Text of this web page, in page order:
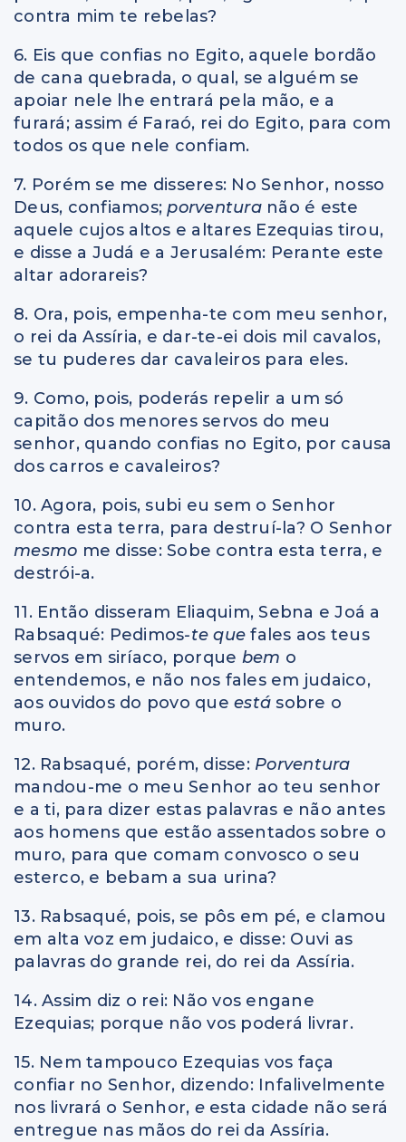
contra mim te rebelas?
6. Eis que confias no Egito, aquele bordão
de cana quebrada, o qual, se alguém se
apoiar nele lhe entrará pela mão, e a
furará; assim é Faraó, rei do Egito, para com
todos os que nele confiam.
7. Porém se me disseres: No Senhor, nosso
Deus, confiamos;porventura não é este
aquele cujos altos e altares Ezequias tirou,
e disse a Judá e a Jerusalém: Perante este
altar adorareis?
8. Ora, pois, empenha-te com meu senhor,
o rei da Assíria, e dar-te-ei dois mil cavalos,
se tu puderes dar cavaleiros para eles.
9. Como, pois, poderás repelir a um só
capitão dos menores servos do meu
senhor, quando confias no Egito, por causa
dos carros e cavaleiros?
10. Agora, pois, subi eu sem o Senhor
contra esta terra, para destruí-la? O Senhor
mesmo me disse: Sobe contra esta terra, e
destrói-a.
11. Então disseram Eliaquim, Sebna e Joá a
Rabsaqué: Pedimos-te quefales aos teus
servos em siríaco, porque bem o
entendemos, e não nos fales em judaico,
aos ouvidos do povo que estásobre o
muro.
12. Rabsaqué, porém, disse: Porventura
mandou-me o meu Senhor ao teu senhor
e a ti, para dizer estas palavras e não antes
aos homens que estão assentados sobre o
muro, para que comam convosco o seu
esterco, e bebam a sua urina?
13. Rabsaqué, pois, se pôs em pé, e clamou
em alta voz em judaico, e disse: Ouvi as
palavras do grande rei, do rei da Assíria.
14. Assim diz o rei: Não vos engane
Ezequias; porque não vos poderá livrar.
15. Nem tampouco Ezequias vos faça
confiar no Senhor, dizendo: Infalivelmente
nos livrará o Senhor, e esta cidade não será
entregue nas mãos do rei da Assíria.